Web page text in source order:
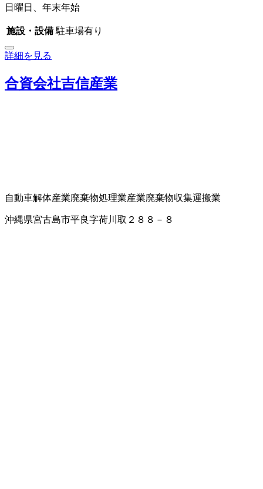
日曜日、年末年始
施設・設備 駐車場有り
詳細を見る
合資会社吉信産業
自動車解体産業廃棄物処理業産業廃棄物収集運搬業
沖縄県宮古島市平良字荷川取２８８－８